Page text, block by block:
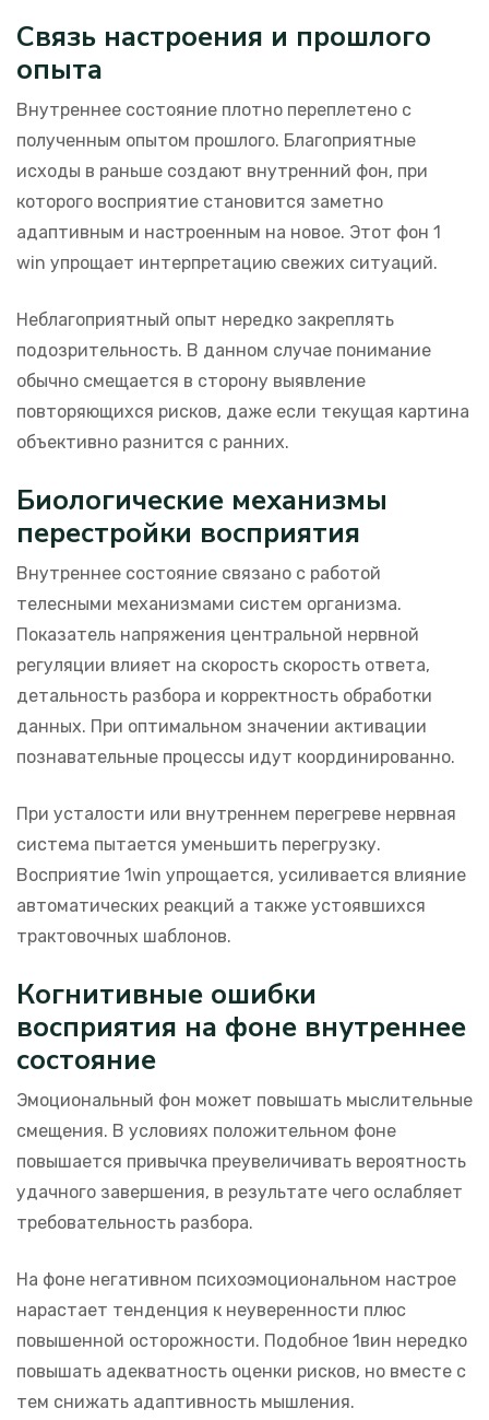
Связь настроения и прошлого
опыта
Внутреннее состояние плотно переплетено с
полученным опытом прошлого. Благоприятные
исходы в раньше создают внутренний фон, при
которого восприятие становится заметно
адаптивным и настроенным на новое. Этот фон 1
win упрощает интерпретацию свежих ситуаций.
Неблагоприятный опыт нередко закреплять
подозрительность. В данном случае понимание
обычно смещается в сторону выявление
повторяющихся рисков, даже если текущая картина
объективно разнится с ранних.
Биологические механизмы
перестройки восприятия
Внутреннее состояние связано с работой
телесными механизмами систем организма.
Показатель напряжения центральной нервной
регуляции влияет на скорость скорость ответа,
детальность разбора и корректность обработки
данных. При оптимальном значении активации
познавательные процессы идут координированно.
При усталости или внутреннем перегреве нервная
система пытается уменьшить перегрузку.
Восприятие 1win упрощается, усиливается влияние
автоматических реакций а также устоявшихся
трактовочных шаблонов.
Когнитивные ошибки
восприятия на фоне внутреннее
состояние
Эмоциональный фон может повышать мыслительные
смещения. В условиях положительном фоне
повышается привычка преувеличивать вероятность
удачного завершения, в результате чего ослабляет
требовательность разбора.
На фоне негативном психоэмоциональном настрое
нарастает тенденция к неуверенности плюс
повышенной осторожности. Подобное 1вин нередко
повышать адекватность оценки рисков, но вместе с
тем снижать адаптивность мышления.